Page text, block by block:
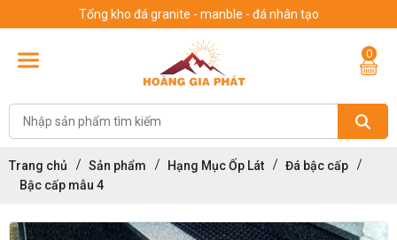
Tổng kho đá granite - manble - đá nhân tạo
0
Trang chủ Sản phẩm Hạng Mục Ốp Lát
Đá bậc cấp
Bậc cấp mẫu 4